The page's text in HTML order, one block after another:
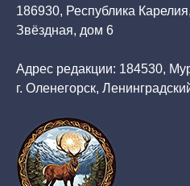
186930, Республика
Звёздная, дом 6
Адрес редакции: 184530,
г. Оленегорск,